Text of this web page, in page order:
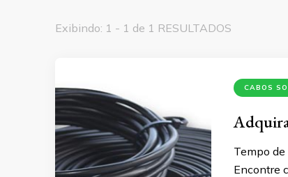
Exibindo: 1 - 1 de 1 RESULTADOS
CABOS
Tempo de
Encontre